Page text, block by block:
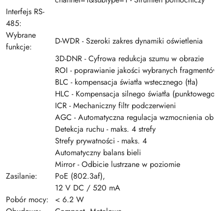
Interfejs RS-
485:
Wybrane
funkcje:
D-WDR - Szeroki zakres dynamiki oświetlenia
3D-DNR - Cyfrowa redukcja szumu w obrazie
ROI - poprawianie jakości wybranych
BLC - kompensacja światła wstecznego (tła)
HLC - Kompensacja silnego światła (punktowego)
ICR - Mechaniczny filtr podczerwieni
AGC - Automatyczna regulacja wzmocnienia
Detekcja ruchu - maks. 4 strefy
Strefy prywatności - maks. 4
Automatyczny balans bieli
Mirror - Odbicie lustrzane w poziomie
Zasilanie:
PoE (802.3af),
12 V DC / 520 mA
Pobór mocy:
< 6.2 W